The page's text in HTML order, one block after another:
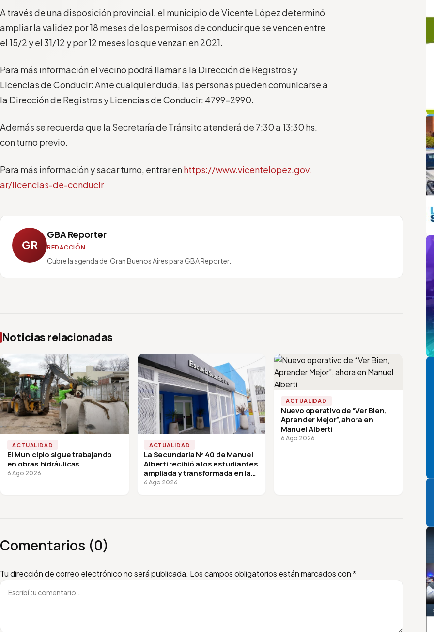
A través de una disposición provincial, el municipio de Vicente López determinó
ampliar la validez por 18 meses de los permisos de conducir que se vencen entre
el 15/2 y el 31/12 y por 12 meses los que venzan en 2021.
Para más información el vecino podrá llamar a la Dirección de Registros y
Licencias de Conducir: Ante cualquier duda, las personas pueden comunicarse a
la Dirección de Registros y Licencias de Conducir: 4799-2990.
Además se recuerda que la Secretaría de Tránsito atenderá de 7:30 a 13:30 hs.
con turno previo.
Para más información y sacar turno, entrar enhttps://www.vicentelopez.gov.
ar/licencias-de-conducir
GR
GBA Reporter
REDACCIÓN
Cubre la agenda del Gran Buenos Aires para GBA Reporter.
Noticias relacionadas
ACTUALIDAD
El Municipio sigue trabajando
en obras hidráulicas
6 Ago 2026
ACTUALIDAD
La Secundaria Nº 40 de Manuel
Alberti recibió a los estudiantes
ampliada y transformada en la
vuelta a clases
6 Ago 2026
ACTUALIDAD
Nuevo operativo de “Ver Bien,
Aprender Mejor”, ahora en
Manuel Alberti
6 Ago 2026
Comentarios (0)
Tu dirección de correo electrónico no será publicada. Los campos obligatorios están marcados con*
Escribí tu comentario
Nombre
Email